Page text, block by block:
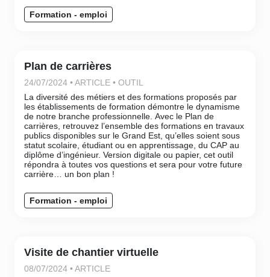
Formation - emploi
Plan de carrières
24/07/2024 • ARTICLE • OUTIL
La diversité des métiers et des formations proposés par
les établissements de formation démontre le dynamisme
de notre branche professionnelle. Avec le Plan de
carrières, retrouvez l’ensemble des formations en travaux
publics disponibles sur le Grand Est, qu’elles soient sous
statut scolaire, étudiant ou en apprentissage, du CAP au
diplôme d’ingénieur. Version digitale ou papier, cet outil
répondra à toutes vos questions et sera pour votre future
carrière… un bon plan !
Formation - emploi
Visite de chantier virtuelle
08/07/2024 • ARTICLE